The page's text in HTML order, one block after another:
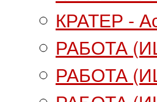
КРАТЕР -
РАБОТА
РАБОТА